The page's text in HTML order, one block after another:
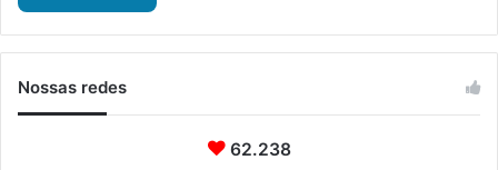
Nossas redes
62.238